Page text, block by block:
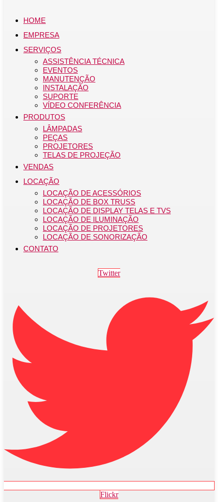
HOME
EMPRESA
SERVIÇOS
ASSISTÊNCIA TÉCNICA
EVENTOS
MANUTENÇÃO
INSTALAÇÃO
SUPORTE
VÍDEO CONFERÊNCIA
PRODUTOS
LÂMPADAS
PEÇAS
PROJETORES
TELAS DE PROJEÇÃO
VENDAS
LOCAÇÃO
LOCAÇÃO DE ACESSÓRIOS
LOCAÇÃO DE BOX TRUSS
LOCAÇÃO DE DISPLAY TELAS E TVS
LOCAÇÃO DE ILUMINAÇÃO
LOCAÇÃO DE PROJETORES
LOCAÇÃO DE SONORIZAÇÃO
CONTATO
Twitter
Flickr